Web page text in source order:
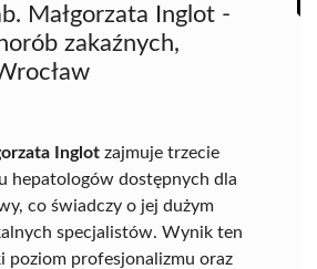
Małgorzata Inglot -
zakaźnych,
Inglot zajmuje trzecie
hepatologów dostępnych dla
co świadczy o jej dużym
specjalistów. Wynik ten
poziom profesjonalizmu oraz